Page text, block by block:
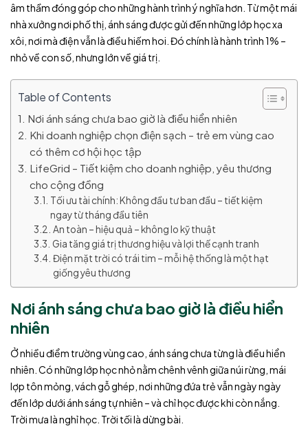
âm thầm đóng góp cho những hành trình ý nghĩa hơn. Từ một mái
nhà xưởng nơi phố thị, ánh sáng được gửi đến những lớp học xa
xôi, nơi mà điện vẫn là điều hiếm hoi. Đó chính là hành trình 1% –
nhỏ về con số, nhưng lớn về giá trị.
Table of Contents
Nơi ánh sáng chưa bao giờ là điều hiển nhiên
Khi doanh nghiệp chọn điện sạch – trẻ em vùng cao
có thêm cơ hội học tập
LifeGrid – Tiết kiệm cho doanh nghiệp, yêu thương
cho cộng đồng
Tối ưu tài chính: Không đầu tư ban đầu – tiết kiệm
ngay từ tháng đầu tiên
An toàn – hiệu quả – không lo kỹ thuật
Gia tăng giá trị thương hiệu và lợi thế cạnh tranh
Điện mặt trời có trái tim – mỗi hệ thống là một hạt
giống yêu thương
Nơi ánh sáng chưa bao giờ là điều hiển
nhiên
Ở nhiều điểm trường vùng cao, ánh sáng chưa từng là điều hiển
nhiên. Có những lớp học nhỏ nằm chênh vênh giữa núi rừng, mái
lợp tôn mỏng, vách gỗ ghép, nơi những đứa trẻ vẫn ngày ngày
đến lớp dưới ánh sáng tự nhiên – và chỉ học được khi còn nắng.
Trời mưa là nghỉ học. Trời tối là dừng bài.